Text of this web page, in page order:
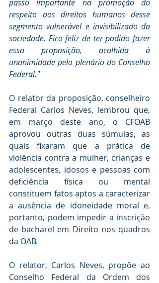
passo importante na promoção do
respeito aos direitos humanos desse
segmento vulnerável e invisibilizado da
sociedade. Fico feliz de ter podido fazer
essa proposição, acolhida à
unanimidade pelo plenário do Conselho
Federal."
O relator da proposição, conselheiro
Federal Carlos Neves, lembrou que,
em março deste ano, o CFOAB
aprovou outras duas súmulas, as
quais fixaram que a prática de
violência contra a mulher, crianças e
adolescentes, idosos e pessoas com
deficiência física ou mental
constituem fatos aptos a caracterizar
a ausência de idoneidade moral e,
portanto, podem impedir a inscrição
de bacharel em Direito nos quadros
da OAB.
O relator, Carlos Neves, propõe ao
Conselho Federal da Ordem dos